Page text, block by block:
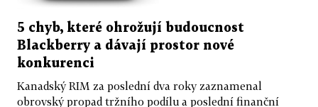
5 chyb, které ohrožují budoucnost
Blackberry a dávají prostor nové
konkurenci
Kanadský RIM za poslední dva roky zaznamenal
obrovský propad tržního podílu a poslední finanční